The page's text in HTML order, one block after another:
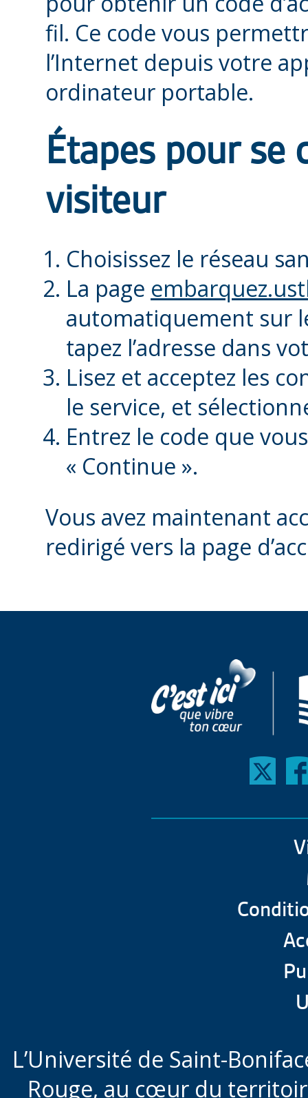
fil. Ce code vous
l’Internet depuis votre
ordinateur portable.
Étapes pour se
visiteur
Choisissez le réseau
La page
automatiquement sur
tapez l’adresse dans
Lisez et acceptez les
le service, et
Entrez le code que
« Continue ».
Vous avez maintenant
redirigé vers la page
L’Université de Saint-
Rouge, au cœur du